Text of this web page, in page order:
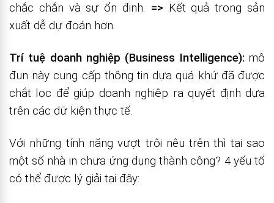
chắc chắn và sự ổn định. => Kết quả trong sản
xuất dễ dự đoán hơn.
Trí tuệ doanh nghiệp (Business Intelligence): mô
đun này cung cấp thông tin dựa quá khứ đã được
chắt lọc để giúp doanh nghiệp ra quyết định dựa
trên các dữ kiện thực tế.
Với những tính năng vượt trội nêu trên thì tại sao
một số nhà in chưa ứng dụng thành công? 4 yếu tố
có thể được lý giải tại đây: